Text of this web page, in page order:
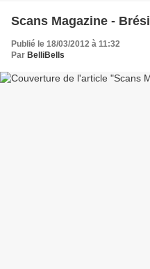
Scans Magazine - Brésil
Publié le 18/03/2012 à 11:32
Par BelliBells